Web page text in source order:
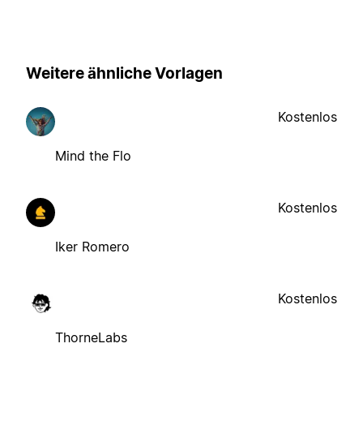
Weitere ähnliche Vorlagen
Mind the Flo
Kostenlos
Iker Romero
Kostenlos
ThorneLabs
Kostenlos